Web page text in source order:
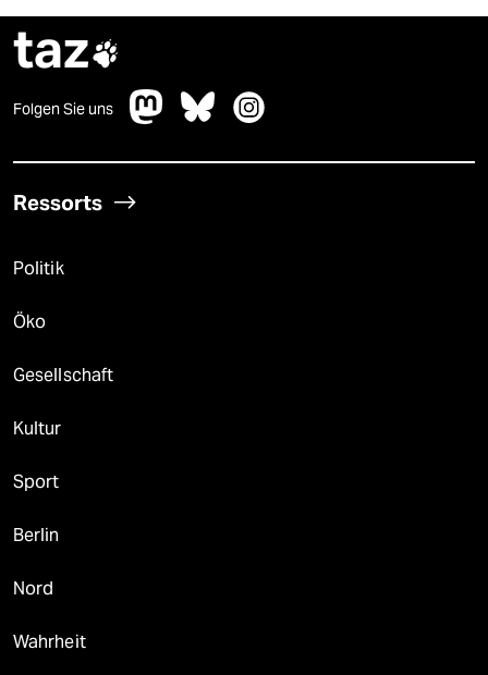
taz
Folgen Sie uns
Ressorts
Politik
Öko
Gesellschaft
Kultur
Sport
Berlin
Nord
Wahrheit